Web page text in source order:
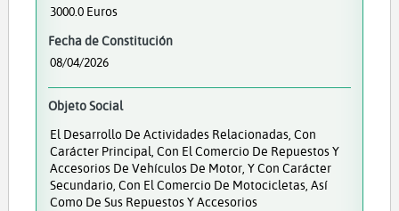
3000.0 Euros
Fecha de Constitución
08/04/2026
Objeto Social
El Desarrollo De Actividades Relacionadas, Con
Carácter Principal, Con El Comercio De Repuestos Y
Accesorios De Vehículos De Motor, Y Con Carácter
Secundario, Con El Comercio De Motocicletas, Así
Como De Sus Repuestos Y Accesorios